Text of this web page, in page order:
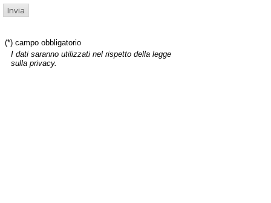
(*) campo obbligatorio
I dati saranno utilizzati nel rispetto della legge
sulla privacy.